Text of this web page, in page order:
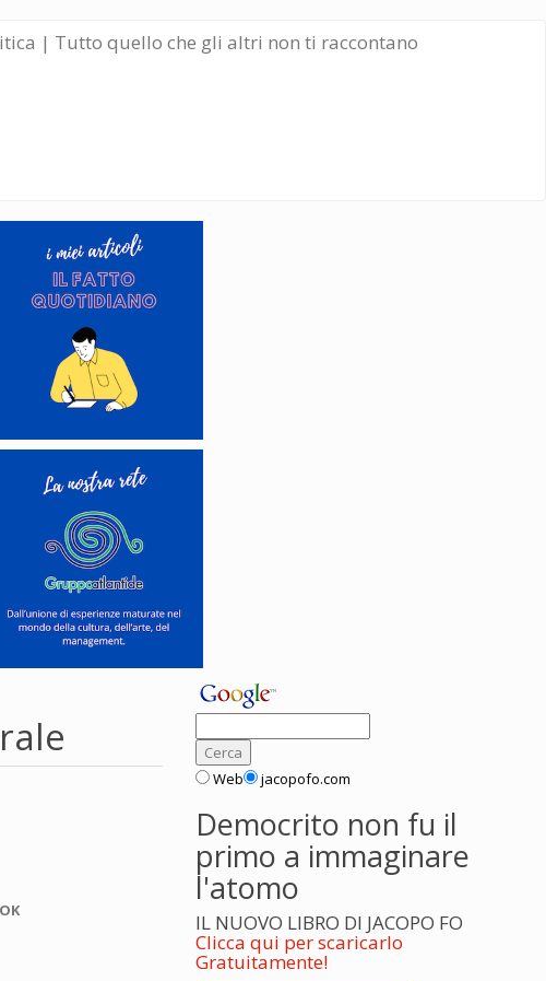
| Tutto quello che gli altri non ti raccontano
Web jacopofo.com
Democrito non fu il
primo a immaginare
l'atomo
IL NUOVO LIBRO DI JACOPO FO
Clicca qui per scaricarlo
Gratuitamente!